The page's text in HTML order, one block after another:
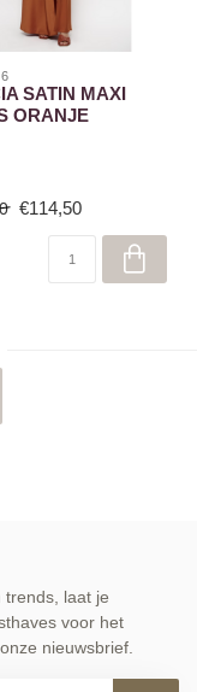
SATIN MAXI
ORANJE
€114,50
trends, laat je
voor het
nieuwsbrief.